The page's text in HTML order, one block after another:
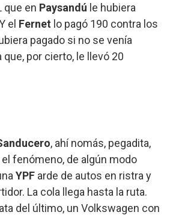
que en Paysandú le hubiera
el Fernet lo pagó 190 contra los
pagado si no se venía
que, por cierto, le llevó 20
, ahí nomás, pegadita,
fenómeno, de algún modo
YPF arde de autos en ristra y
La cola llega hasta la ruta.
del último, un Volkswagen con